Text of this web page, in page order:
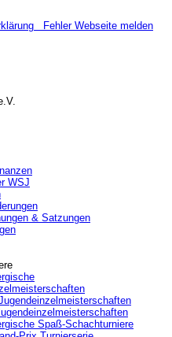
Fehler Webseite melden
WSJ
& Satzungen
Spaß-Schachturniere